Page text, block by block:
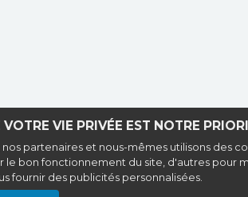
VOTRE VIE PRIVÉE EST NOTRE
partenaires et nous-mêmes utilisons des
le bon fonctionnement du site, d'autres pour
fournir des publicités personnalisées.